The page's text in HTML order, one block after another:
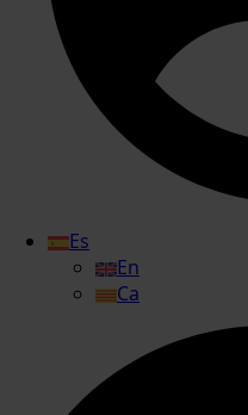
Es
En
Ca